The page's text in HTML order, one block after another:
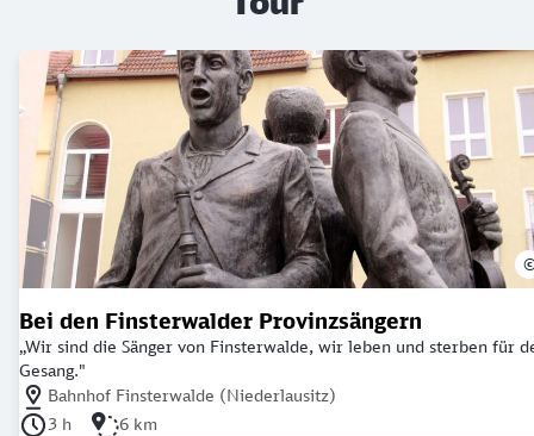
Bei den Finsterwalder Provinzsängern
„Wir sind die Sänger von Finsterwalde, wir leben und sterben für
Gesang."
Nächstgelegener Bahnhof: Bahnhof Finsterwalde (Niederlausitz)
Bahnhof Finsterwalde (Niederlausitz)
Dauer der Tour: 3 Stunden
3 h Länge der Tour: 6 Kilometer
6 km